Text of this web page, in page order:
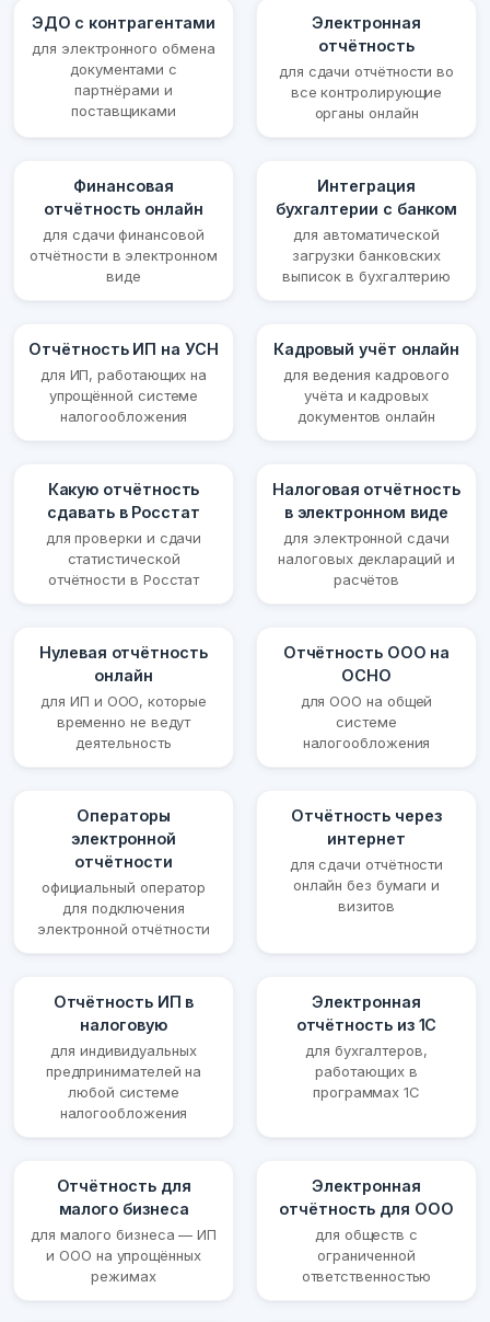
ЭДО с контрагентами
для электронного обмена
документами с
партнёрами и
поставщиками
Электронная
отчётность
для сдачи отчётности во
все контролирующие
органы онлайн
Финансовая
отчётность онлайн
для сдачи финансовой
отчётности в электронном
виде
Интеграция
бухгалтерии с банком
для автоматической
загрузки банковских
выписок в бухгалтерию
Отчётность ИП на УСН
для ИП, работающих на
упрощённой системе
налогообложения
Кадровый учёт онлайн
для ведения кадрового
учёта и кадровых
документов онлайн
Какую отчётность
сдавать в Росстат
для проверки и сдачи
статистической
отчётности в Росстат
Налоговая отчётность
в электронном виде
для электронной сдачи
налоговых деклараций и
расчётов
Нулевая отчётность
онлайн
для ИП и ООО, которые
временно не ведут
деятельность
Отчётность ООО на
ОСНО
для ООО на общей
системе
налогообложения
Операторы
электронной
отчётности
официальный оператор
для подключения
электронной отчётности
Отчётность через
интернет
для сдачи отчётности
онлайн без бумаги и
визитов
Отчётность ИП в
налоговую
для индивидуальных
предпринимателей на
любой системе
налогообложения
Электронная
отчётность из 1С
для бухгалтеров,
работающих в
программах 1С
Отчётность для
малого бизнеса
для малого бизнеса — ИП
и ООО на упрощённых
режимах
Электронная
отчётность для ООО
для обществ с
ограниченной
ответственностью